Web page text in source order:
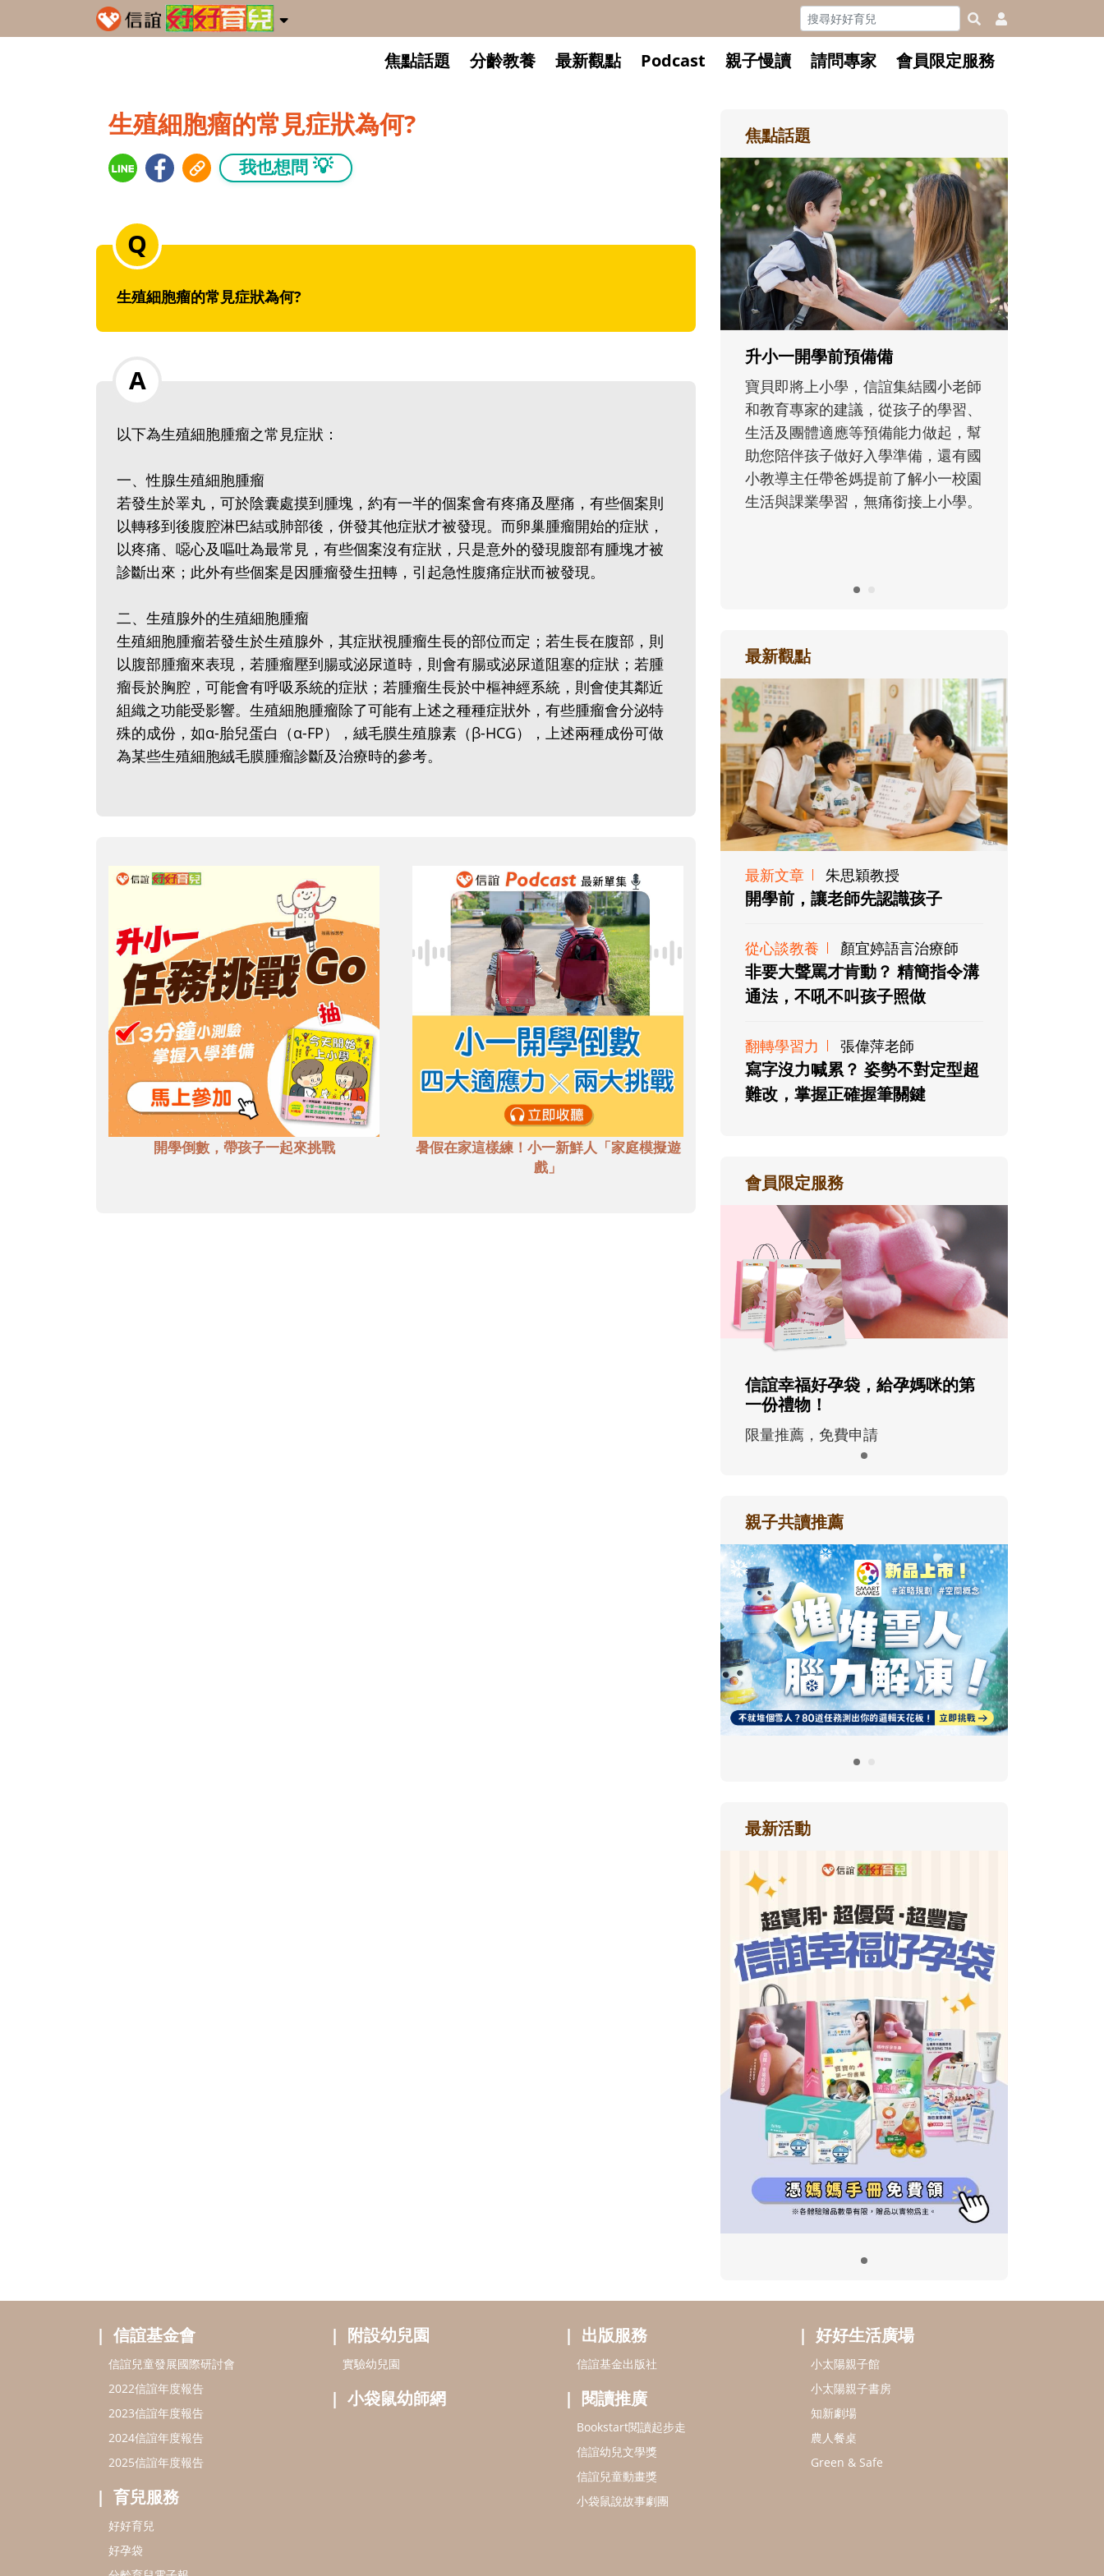
焦點話題 分齡教養 最新觀點 Podcast 親子慢讀 請問專家 會員限定服務
生殖細胞瘤的常見症狀為何?
我也想問 💡
生殖細胞瘤的常見症狀為何?
以下為生殖細胞腫瘤之常見症狀：
一、性腺生殖細胞腫瘤
若發生於睪丸，可於陰囊處摸到腫塊，約有一半的個案會有疼痛及壓痛，有些個案則
以轉移到後腹腔淋巴結或肺部後，併發其他症狀才被發現。而卵巢腫瘤開始的症狀，
以疼痛、噁心及嘔吐為最常見，有些個案沒有症狀，只是意外的發現腹部有腫塊才被
診斷出來；此外有些個案是因腫瘤發生扭轉，引起急性腹痛症狀而被發現。
二、生殖腺外的生殖細胞腫瘤
生殖細胞腫瘤若發生於生殖腺外，其症狀視腫瘤生長的部位而定；若生長在腹部，則
以腹部腫瘤來表現，若腫瘤壓到腸或泌尿道時，則會有腸或泌尿道阻塞的症狀；若腫
瘤長於胸腔，可能會有呼吸系統的症狀；若腫瘤生長於中樞神經系統，則會使其鄰近
組織之功能受影響。生殖細胞腫瘤除了可能有上述之種種症狀外，有些腫瘤會分泌特
殊的成份，如α-胎兒蛋白（α-FP），絨毛膜生殖腺素（β-HCG），上述兩種成份可做
為某些生殖細胞絨毛膜腫瘤診斷及治療時的參考。
開學倒數，帶孩子一起來挑戰
暑假在家這樣練！小一新鮮人「家庭模擬遊
戲」
焦點話題
升小一開學前預備備
寶貝即將上小學，信誼集結國小老師
和教育專家的建議，從孩子的學習、
生活及團體適應等預備能力做起，幫
助您陪伴孩子做好入學準備，還有國
小教導主任帶爸媽提前了解小一校園
生活與課業學習，無痛銜接上小學。
最新觀點
最新文章 朱思穎教授
開學前，讓老師先認識孩子
從心談教養 顏宜婷語言治療師
非要大聲罵才肯動？ 精簡指令溝
通法，不吼不叫孩子照做
翻轉學習力 張偉萍老師
寫字沒力喊累？ 姿勢不對定型超
難改，掌握正確握筆關鍵
會員限定服務
信誼幸福好孕袋，給孕媽咪的第
一份禮物！
限量推薦，免費申請
親子共讀推薦
最新活動
信誼基金會
信誼兒童發展國際研討會
2022信誼年度報告
2023信誼年度報告
2024信誼年度報告
2025信誼年度報告
育兒服務
好好育兒
好孕袋
附設幼兒園
實驗幼兒園
小袋鼠幼師網
出版服務
信誼基金出版社
閱讀推廣
Bookstart閱讀起步走
信誼幼兒文學獎
信誼兒童動畫獎
小袋鼠說故事劇團
好好生活廣場
小太陽親子館
小太陽親子書房
知新劇場
農人餐桌
Green & Safe